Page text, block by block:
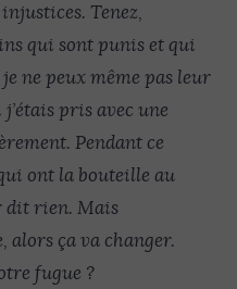
Tenez,
qui sont punis et qui
ne peux même pas leur
pris avec une
Pendant ce
ont la bouteille au
dit rien. Mais
alors ça va changer.
fugue ?